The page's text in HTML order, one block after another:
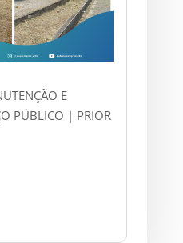
E
PÚBLICO | PRIOR